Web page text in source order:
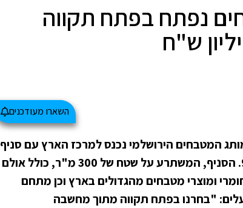
נפתח בפתח תקווה
ש"ח
השארו מעודכנים
המטבחים הירושלמי נכנס למרכז הארץ עם סניף
חדש בעיר, שהוקם ברח' ז'בוטינסקי מספר 96. הסניף, המשתרע על שטח של 300 מ"ר, כולל אולם
ומוצרי מטבחים מהגדולים בארץ וכן מתחם
"בחרנו בפתח תקווה מתוך מחשבה